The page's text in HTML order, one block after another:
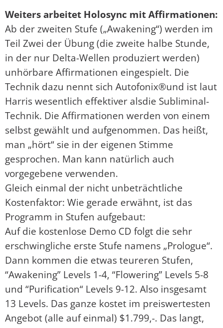
Weiters arbeitet Holosync mit Affirmationen:
Ab der zweiten Stufe („Awakening“) werden im
Teil Zwei der Übung (die zweite halbe Stunde,
in der nur Delta-Wellen produziert werden)
unhörbare Affirmationen eingespielt. Die
Technik dazu nennt sich Autofonix®und ist laut
Harris wesentlich effektiver alsdie Subliminal-
Technik. Die Affirmationen werden von einem
selbst gewählt und aufgenommen. Das heißt,
man „hört“ sie in der eigenen Stimme
gesprochen. Man kann natürlich auch
vorgegebene verwenden.
Gleich einmal der nicht unbeträchtliche
Kostenfaktor: Wie gerade erwähnt, ist das
Programm in Stufen aufgebaut:
Auf die kostenlose Demo CD folgt die sehr
erschwingliche erste Stufe namens „Prologue“.
Dann kommen die etwas teureren Stufen,
“Awakening” Levels 1-4, “Flowering” Levels 5-8
und “Purification“ Levels 9-12. Also insgesamt
13 Levels. Das ganze kostet im preiswertesten
Angebot (alle auf einmal) $1.799,-. Das langt,